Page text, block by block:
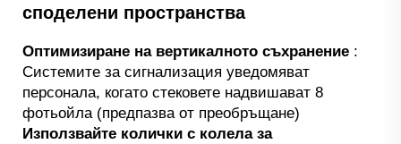
споделени пространства
Оптимизиране на вертикалното съхранение :
Системите за сигнализация уведомяват
персонала, когато стековете надвишават 8
фотьойла (предпазва от преобръщане)
Използвайте колички с колела за